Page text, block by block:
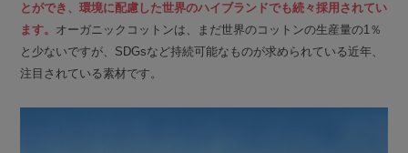
とができ、環境に配慮した世界のハイブランドでも続々採用されてい
ます。 オーガニックコットンは、まだ世界のコットンの生産量の1％
と少ないですが、SDGsなど持続可能なものが求められている近年、
注目されている素材です。